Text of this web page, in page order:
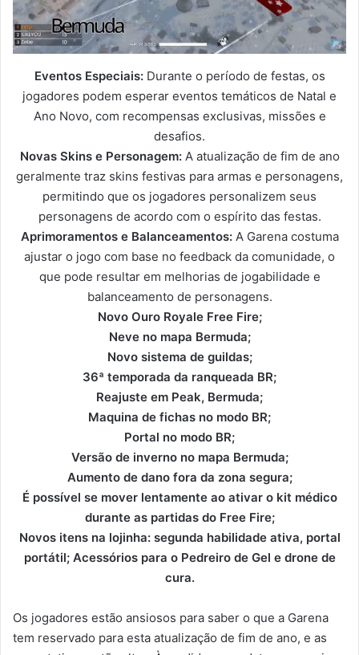
Eventos Especiais: Durante o período de festas, os
jogadores podem esperar eventos temáticos de Natal e
Ano Novo, com recompensas exclusivas, missões e
desafios.
Novas Skins e Personagem:A atualização de fim de ano
geralmente traz skins festivas para armas e personagens,
permitindo que os jogadores personalizem seus
personagens de acordo com o espírito das festas.
Aprimoramentos e Balanceamentos:A Garena costuma
ajustar o jogo com base no feedback da comunidade, o
que pode resultar em melhorias de jogabilidade e
balanceamento de personagens.
Novo Ouro Royale Free Fire;
Neve no mapa Bermuda;
Novo sistema de guildas;
36ª temporada da ranqueada BR;
Reajuste em Peak, Bermuda;
Maquina de fichas no modo BR;
Portal no modo BR;
Versão de inverno no mapa Bermuda;
Aumento de dano fora da zona segura;
É possível se mover lentamente ao ativar o kit médico
durante as partidas do Free Fire;
Novos itens na lojinha: segunda habilidade ativa, portal
portátil; Acessórios para o Pedreiro de Gel e drone de
cura.
Os jogadores estão ansiosos para saber o que a Garena
tem reservado para esta atualização de fim de ano, e as